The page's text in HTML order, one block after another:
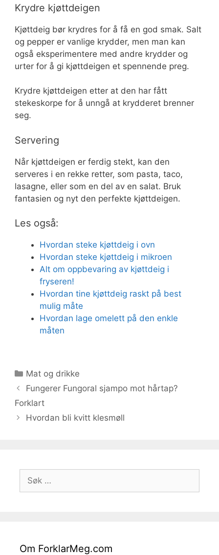
Krydre kjøttdeigen
Kjøttdeig bør krydres for å få en god smak. Salt
og pepper er vanlige krydder, men man kan
også eksperimentere med andre krydder og
urter for å gi kjøttdeigen et spennende preg.
Krydre kjøttdeigen etter at den har fått
stekeskorpe for å unngå at krydderet brenner
seg.
Servering
Når kjøttdeigen er ferdig stekt, kan den
serveres i en rekke retter, som pasta, taco,
lasagne, eller som en del av en salat. Bruk
fantasien og nyt den perfekte kjøttdeigen.
Les også:
Hvordan steke kjøttdeig i ovn
Hvordan steke kjøttdeig i mikroen
Alt om oppbevaring av kjøttdeig i
fryseren!
Hvordan tine kjøttdeig raskt på best
mulig måte
Hvordan lage omelett på den enkle
måten
Kategorier
Mat og drikke
Fungerer Fungoral sjampo mot hårtap?
Forklart
Hvordan bli kvitt klesmøll
etter:
Om ForklarMeg.com